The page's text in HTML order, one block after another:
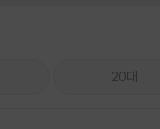
20대